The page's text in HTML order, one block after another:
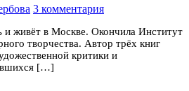
3 комментария
и живёт в Москве. Окончила Институт
творчества. Автор трёх книг
критики и
[…]